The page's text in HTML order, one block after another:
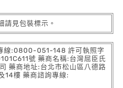
請見包裝標示。
線:0800-051-148 許可執照字
號 藥商名稱:台灣屈臣氏
藥商地址:台北市松山區八德路
14樓 藥商諮詢專線: